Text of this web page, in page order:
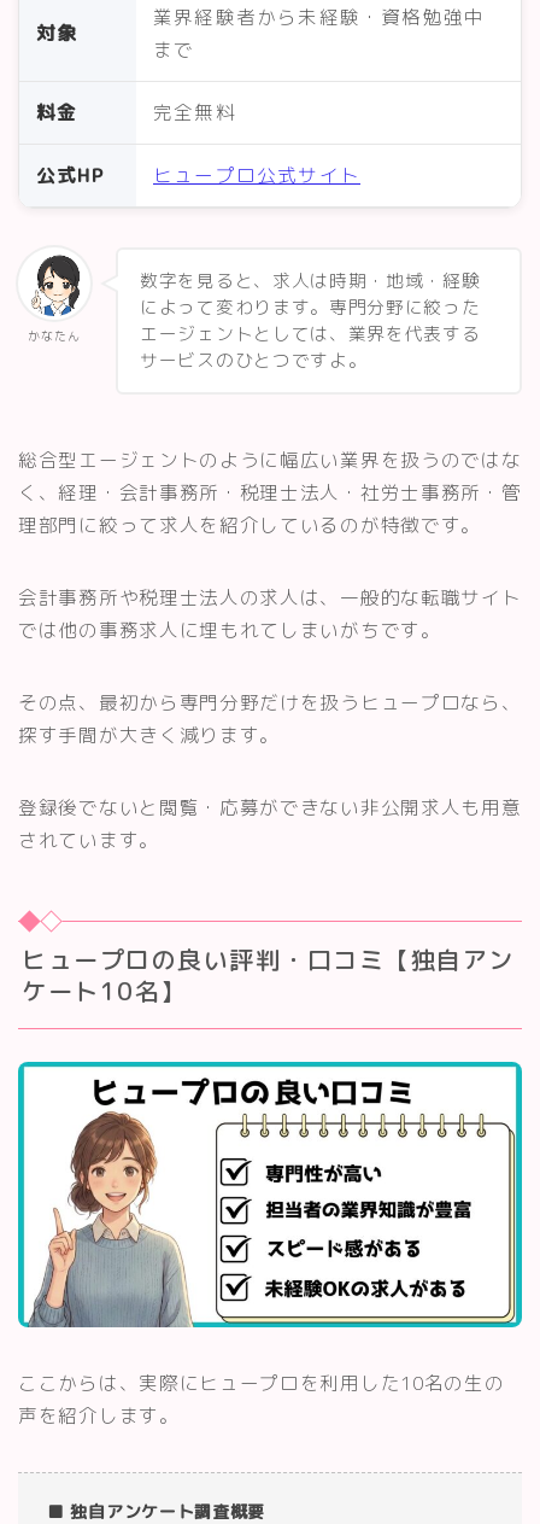
対象
業界経験者から未経験・資格勉強中
まで
料金 完全無料
公式HP ヒュープロ公式サイト
かなたん
数字を見ると、求人は時期・地域・経験
によって変わります。専門分野に絞った
エージェントとしては、業界を代表する
サービスのひとつですよ。
総合型エージェントのように幅広い業界を扱うのではな
く、経理・会計事務所・税理士法人・社労士事務所・管
理部門に絞って求人を紹介しているのが特徴です。
会計事務所や税理士法人の求人は、一般的な転職サイト
では他の事務求人に埋もれてしまいがちです。
その点、最初から専門分野だけを扱うヒュープロなら、
探す手間が大きく減ります。
登録後でないと閲覧・応募ができない非公開求人も用意
されています。
ヒュープロの良い評判・口コミ【独自アン
ケート10名】
ここからは、実際にヒュープロを利用した10名の生の
声を紹介します。
■ 独自アンケート調査概要